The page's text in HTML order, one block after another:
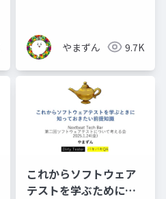
やまずん 9.7K
これからソフトウェア
テストを学ぶために知